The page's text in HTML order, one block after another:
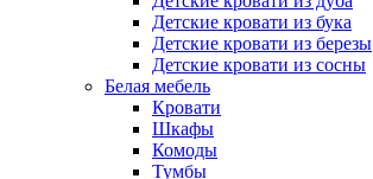
Детские кровати из бука
Детские кровати из березы
Детские кровати из сосны
Белая мебель
Кровати
Шкафы
Комоды
Тумбы